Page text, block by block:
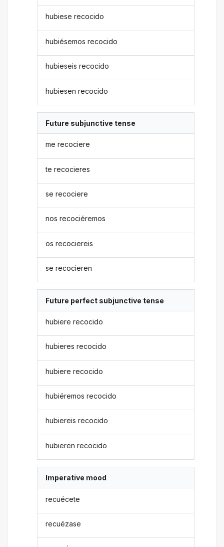
hubiese recocido
hubiésemos recocido
hubieseis recocido
hubiesen recocido
Future subjunctive tense
me recociere
te recocieres
se recociere
nos recociéremos
os recociereis
se recocieren
Future perfect subjunctive tense
hubiere recocido
hubieres recocido
hubiere recocido
hubiéremos recocido
hubiereis recocido
hubieren recocido
Imperative mood
recuécete
recuézase